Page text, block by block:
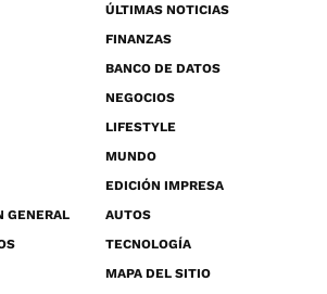
ÚLTIMAS NOTICIAS
FINANZAS
BANCO DE DATOS
NEGOCIOS
LIFESTYLE
MUNDO
EDICIÓN IMPRESA
GENERAL
AUTOS
TECNOLOGÍA
MAPA DEL SITIO